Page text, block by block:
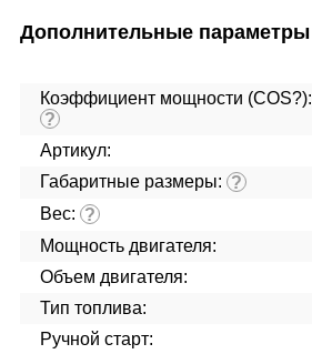
Дополнительные параметры
Коэффициент мощности (COS?):
?
Артикул:
Габаритные размеры: ?
Вес: ?
Мощность двигателя:
Объем двигателя:
Тип топлива:
Ручной старт: